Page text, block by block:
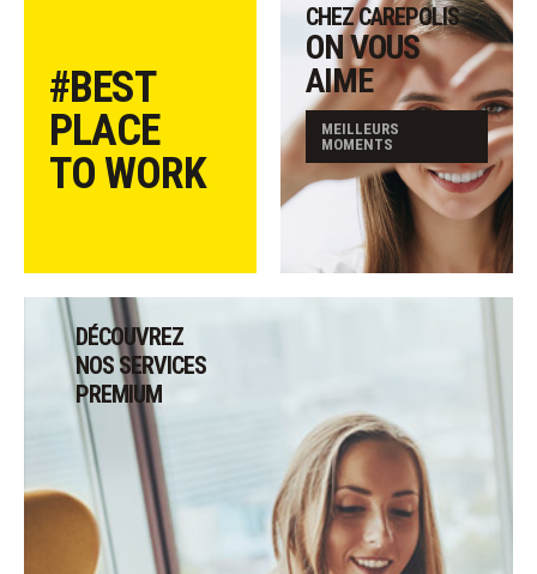
#BEST
PLACE
TO WORK
CHEZ CAREPOLIS
ON VOUS
AIME
MEILLEURS
MOMENTS
DÉCOUVREZ
NOS SERVICES
PREMIUM